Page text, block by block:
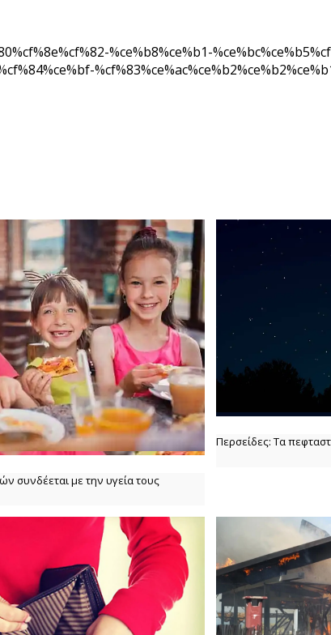
%ce%b8%ce%b1-
συνδέεται με την υγεία τους
Περσείδες: Τα